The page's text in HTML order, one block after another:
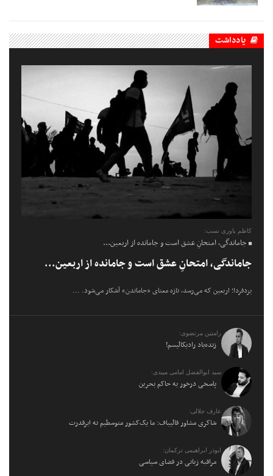
یادداشت
کاظم یاوری نسب:
جاماندگی، امتحانِ عشق است و جامانده از اربعین...
جاماندگی، امتحانِ عشق است و جامانده از اربعین...
یزدفردا؛ اربعین که می‌رسد، تازه معنای «جاماندن» آشکار می‌شود. ...
رامتین مرتضوی:
زنده‌باد رادیکالیسم!
سید ابوالفضل امامی میبدی:
پاسخی درخور به حاکم بحرین
عارف جلالی:
شاکری مشاور قالیباف: ما یک‌کشور متوسطیم نه ابرقدرت
ابوذر ابراهیمی ترکمان:
مراقبه زبانی در فضای سیاسی